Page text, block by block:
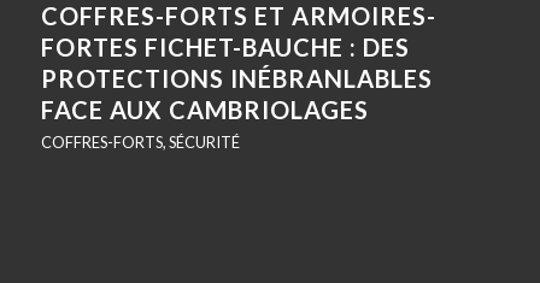
COFFRES-FORTS ET ARMOIRES-
FORTES FICHET-BAUCHE : DES
PROTECTIONS INÉBRANLABLES
FACE AUX CAMBRIOLAGES
COFFRES-FORTS,SÉCURITÉ